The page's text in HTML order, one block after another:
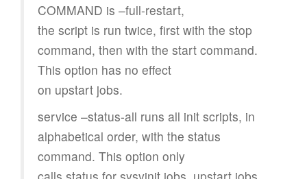
COMMAND is –full-restart,
the script is run twice, first with the stop
command, then with the start command.
This option has no effect
on upstart jobs.
service –status-all runs all init scripts, in
alphabetical order, with the status
command. This option only
calls status for sysvinit jobs, upstart jobs